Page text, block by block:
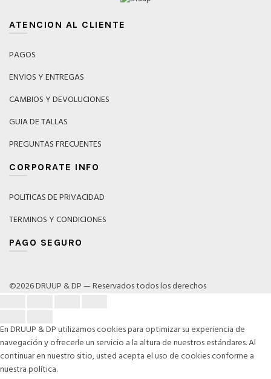
ATENCION AL CLIENTE
PAGOS
ENVIOS Y ENTREGAS
CAMBIOS Y DEVOLUCIONES
GUIA DE TALLAS
PREGUNTAS FRECUENTES
CORPORATE INFO
POLITICAS DE PRIVACIDAD
TERMINOS Y CONDICIONES
PAGO SEGURO
©2026 DRUUP & DP — Reservados todos los derechos
En DRUUP & DP utilizamos cookies para optimizar su experiencia de
navegación y ofrecerle un servicio a la altura de nuestros estándares. Al
continuar en nuestro sitio, usted acepta el uso de cookies conforme a
nuestra política.